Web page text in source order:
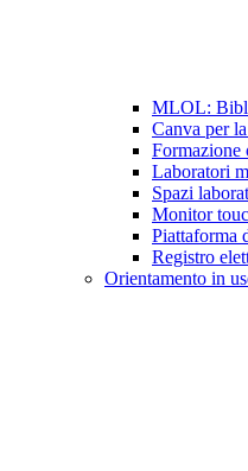
MLOL:
Canva per
Formazione
Laboratori
Spazi
Monitor
Piattaforma
Registro
Orientamento in